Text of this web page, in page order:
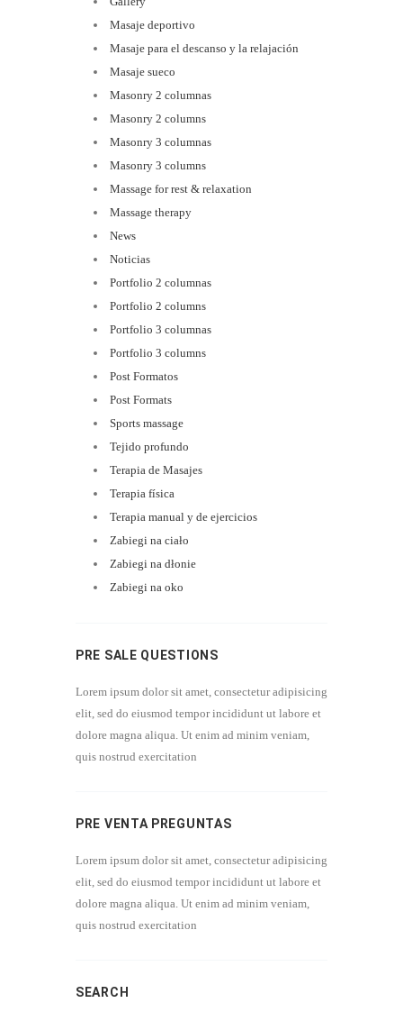
Masaje deportivo
Masaje para el descanso y la relajación
Masaje sueco
Masonry 2 columnas
Masonry 2 columns
Masonry 3 columnas
Masonry 3 columns
Massage for rest & relaxation
Massage therapy
News
Noticias
Portfolio 2 columnas
Portfolio 2 columns
Portfolio 3 columnas
Portfolio 3 columns
Post Formatos
Post Formats
Sports massage
Tejido profundo
Terapia de Masajes
Terapia física
Terapia manual y de ejercicios
Zabiegi na ciało
Zabiegi na dłonie
Zabiegi na oko
PRE SALE QUESTIONS
Lorem ipsum dolor sit amet, consectetur adipisicing
elit, sed do eiusmod tempor incididunt ut labore et
dolore magna aliqua. Ut enim ad minim veniam,
quis nostrud exercitation
PRE VENTA PREGUNTAS
Lorem ipsum dolor sit amet, consectetur adipisicing
elit, sed do eiusmod tempor incididunt ut labore et
dolore magna aliqua. Ut enim ad minim veniam,
quis nostrud exercitation
SEARCH